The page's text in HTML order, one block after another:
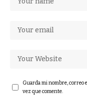
Guarda mi nombre, correo
vez que comente.